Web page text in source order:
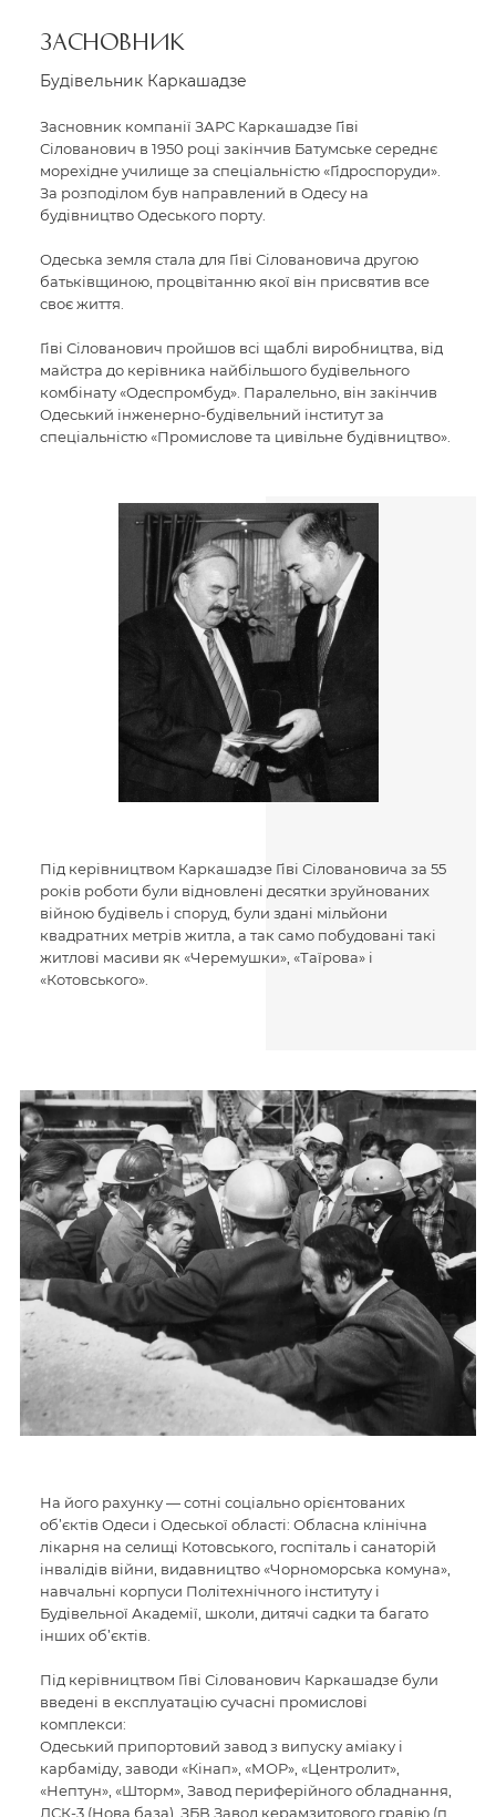
ЗАСНОВНИК
Будівельник Каркашадзе
Засновник компанії ЗАРС Каркашадзе Гіві
Сілованович в 1950 році закінчив Батумське середнє
морехідне училище за спеціальністю «Гідроспоруди».
За розподілом був направлений в Одесу на
будівництво Одеського порту.
Одеська земля стала для Гіві Сіловановича другою
батьківщиною, процвітанню якої він присвятив все
своє життя.
Гіві Сілованович пройшов всі щаблі виробництва, від
майстра до керівника найбільшого будівельного
комбінату «Одеспромбуд». Паралельно, він закінчив
Одеський інженерно-будівельний інститут за
спеціальністю «Промислове та цивільне будівництво».
Під керівництвом Каркашадзе Гіві Сіловановича за 55
років роботи були відновлені десятки зруйнованих
війною будівель і споруд, були здані мільйони
квадратних метрів житла, а так само побудовані такі
житлові масиви як «Черемушки», «Таїрова» і
«Котовського».
На його рахунку — сотні соціально орієнтованих
об’єктів Одеси і Одеської області: Обласна клінічна
лікарня на селищі Котовського, госпіталь і санаторій
інвалідів війни, видавництво «Чорноморська комуна»,
навчальні корпуси Політехнічного інституту і
Будівельної Академії, школи, дитячі садки та багато
інших об’єктів.
Під керівництвом Гіві Сілованович Каркашадзе були
введені в експлуатацію сучасні промислові
комплекси:
Одеський припортовий завод з випуску аміаку і
карбаміду, заводи «Кінап», «МОР», «Центролит»,
«Нептун», «Шторм», Завод периферійного обладнання,
ДСК-3 (Нова база), ЗБВ Завод керамзитового гравію (п.